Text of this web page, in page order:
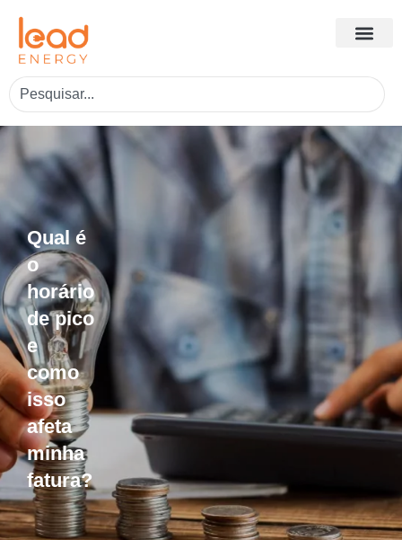
Qual é
o
horário
de pico
e
como
isso
afeta
minha
fatura?